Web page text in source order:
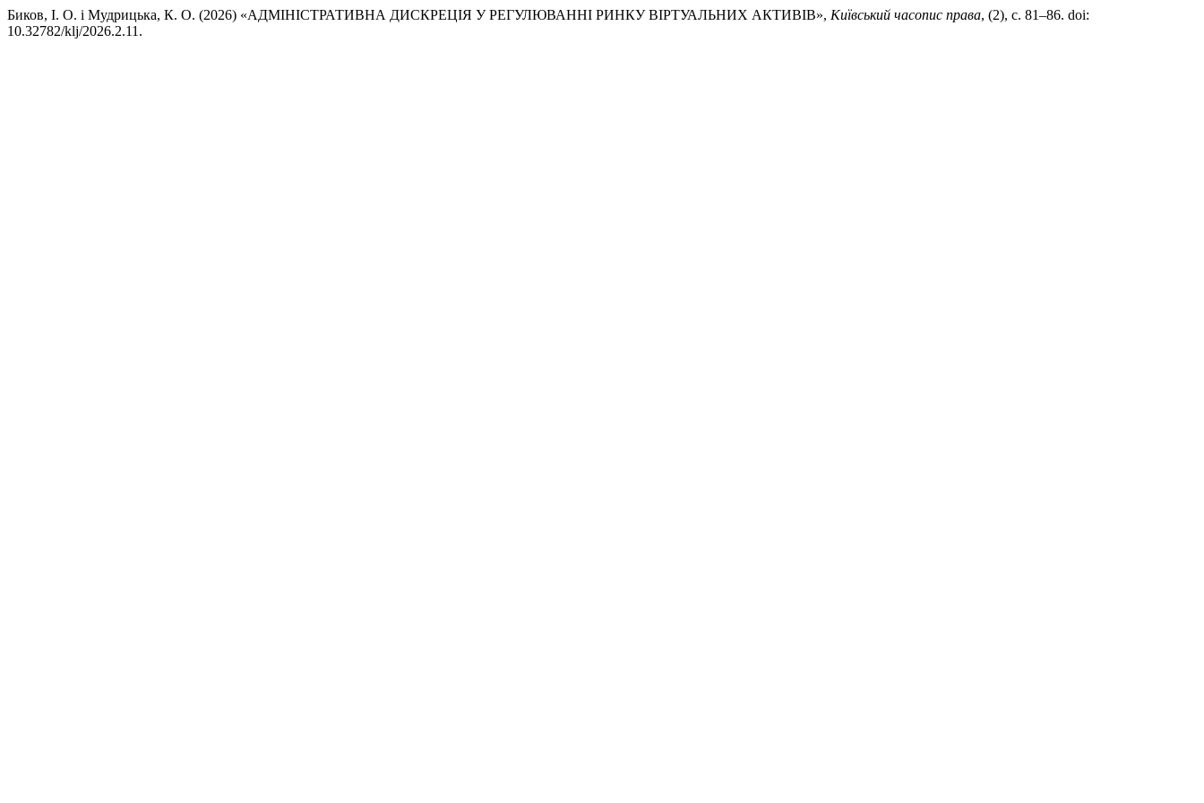
Биков, І. О. і Мудрицька, К. О. (2026) «АДМІНІСТРАТИВНА ДИСКРЕЦІЯ У РЕГУЛЮВАННІ РИНКУ ВІРТУАЛЬНИХ АКТИВІВ», Київський часопис права, (2), с. 81–86. doi:
10.32782/klj/2026.2.11.